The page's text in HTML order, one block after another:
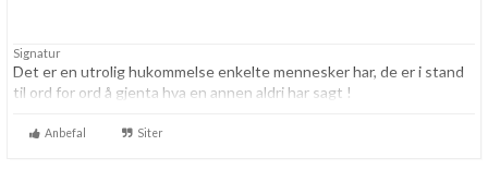
Signatur
Det er en utrolig hukommelse enkelte mennesker har, de er i stand
til ord for ord å gjenta hva en annen aldri har sagt !
Anbefal Siter